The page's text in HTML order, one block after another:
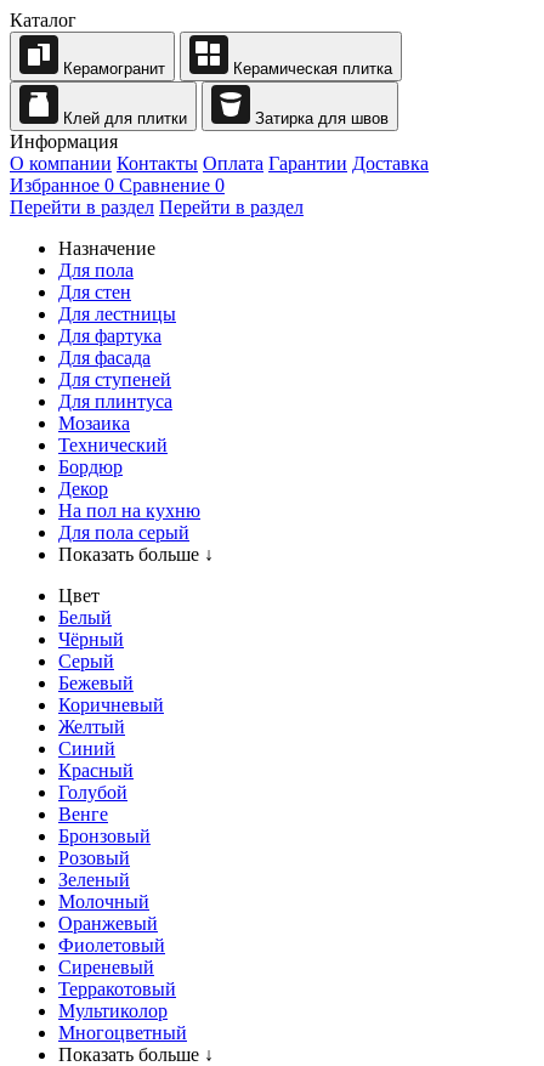
Каталог
Керамогранит Керамическая плитка
Клей для плитки Затирка для швов
Информация
О компании Контакты Оплата Гарантии Доставка
Избранное 0 Сравнение 0
Перейти в раздел Перейти в раздел
Назначение
Для пола
Для стен
Для лестницы
Для фартука
Для фасада
Для ступеней
Для плинтуса
Мозаика
Технический
Бордюр
Декор
На пол на кухню
Для пола серый
Показать больше ↓
Цвет
Белый
Чёрный
Серый
Бежевый
Коричневый
Желтый
Синий
Красный
Голубой
Венге
Бронзовый
Розовый
Зеленый
Молочный
Оранжевый
Фиолетовый
Сиреневый
Терракотовый
Мультиколор
Многоцветный
Показать больше ↓